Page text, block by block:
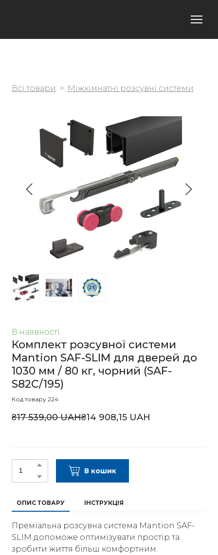
Всі товари Міжкімнатні розсувні системи
В наявності
Комплект розсувної системи
Mantion SAF-SLIM для дверей до
1030 мм / 80 кг, чорний (SAF-
S82C/195)
Код товару 224
₴17 539,00 UAH₴14 908,15 UAH
В кошик
ОПИС ТОВАРУ ІНСТРУКЦІЯ
Преміальна розсувна система Mantion SAF-
SLIM допоможе оптимізувати простір та
зробити життя більш комфортним.